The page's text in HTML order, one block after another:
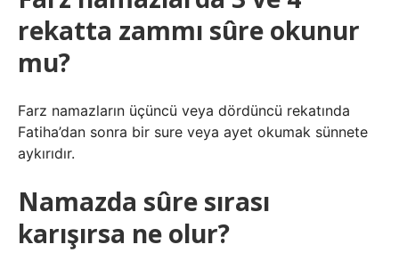
rekatta zammı sûre okunur
mu?
Farz namazların üçüncü veya dördüncü rekatında
Fatiha’dan sonra bir sure veya ayet okumak sünnete
aykırıdır.
Namazda sûre sırası
karışırsa ne olur?